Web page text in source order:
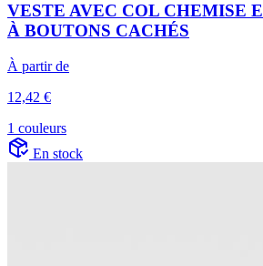
VESTE AVEC COL CHEMISE
À BOUTONS CACHÉS
À partir de
12,42 €
1 couleurs
En stock